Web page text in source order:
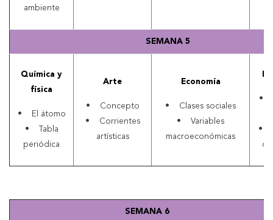
ambiente
SEMANA 5
Química y
física
• El átomo
• Tabla
periódica
Arte
• Concepto
• Corrientes
artísticas
Economía
• Clases sociales
• Variables
macroeconómicas
•
•
SEMANA 6